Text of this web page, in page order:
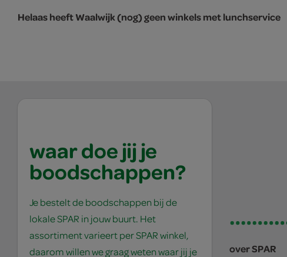
Helaas heeft Waalwijk (nog) geen winkels met lunchservice
waar doe jij je
boodschappen?
Je bestelt de boodschappen bij de
lokale SPAR in jouw buurt. Het
assortiment varieert per SPAR winkel,
daarom willen we graag weten waar jij je
over SPAR